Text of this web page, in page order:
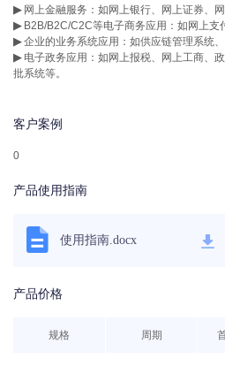
▶ 网上金融服务：如网上银行、网上证券、网
▶ B2B/B2C/C2C等电子商务应用：如网上支
▶企业的业务系统应用：如供应链管理系统
▶ 电子政务应用：如网上报税、网上工商、
批系统等。
客户案例
0
产品使用指南
使用指南.docx
产品价格
规格 周期